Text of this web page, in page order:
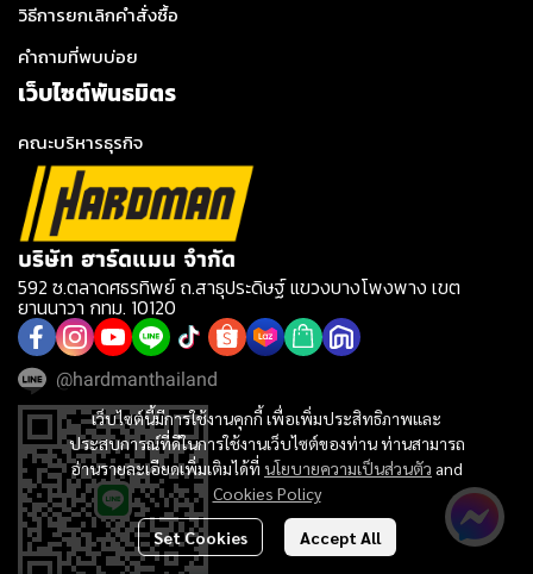
เว็บไซต์นี้มีการใช้งานคุกกี้ เพื่อเพิ่มประสิทธิภาพและ
ประสบการณ์ที่ดีในการใช้งานเว็บไซต์ของท่าน ท่านสามารถ
อ่านรายละเอียดเพิ่มเติมได้ที่ นโยบายความเป็นส่วนตัว and
Cookies Policy
Set Cookies Accept All
วิธีการยกเลิกคำสั่งซื้อ
คำถามที่พบบ่อย
เว็บไซต์พันธมิตร
คณะบริหารธุรกิจ
บริษัท ฮาร์ดแมน จำกัด
592 ซ.ตลาดศธรทิพย์ ถ.สาธุประดิษฐ์ แขวงบางโพงพาง เขต
ยานนาวา กทม. 10120
@hardmanthailand